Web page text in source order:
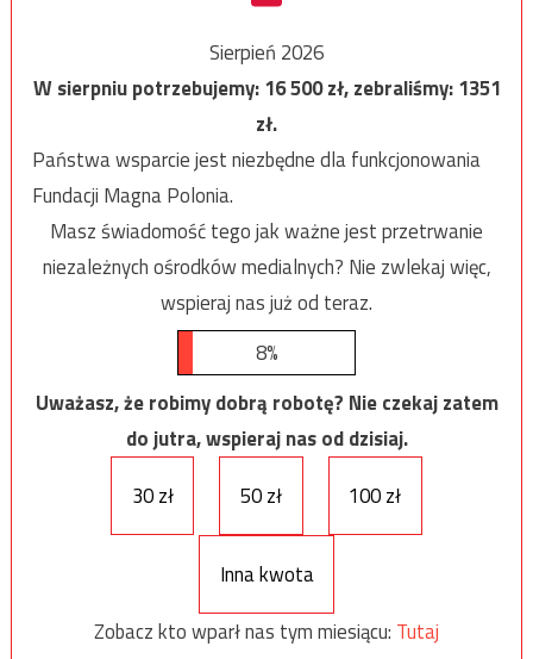
Sierpień 2026
W sierpniu potrzebujemy:16 500zł, zebraliśmy:1351
zł.
Państwa wsparcie jest niezbędne dla funkcjonowania
Fundacji Magna Polonia.
Masz świadomość tego jak ważne jest przetrwanie
niezależnych ośrodków medialnych? Nie zwlekaj więc,
wspieraj nas już od teraz.
8%
Uważasz, że robimy dobrą robotę? Nie czekaj zatem
do jutra, wspieraj nas od dzisiaj.
30 zł
50 zł 100 zł
Inna kwota
Zobacz kto wparł nas tym miesiącu: Tutaj